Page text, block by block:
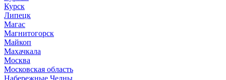
Курск
Липецк
Магас
Магнитогорск
Майкоп
Махачкала
Москва
Московская область
Набережные Челны